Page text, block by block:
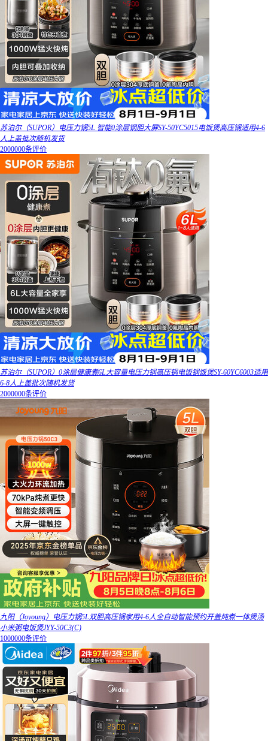
苏泊尔（SUPOR）电压力锅5L 智能0涂层钢胆大屏SY-50YC5015电饭煲高压锅适用4-6
人上盖批次随机发货
2000000条评价
苏泊尔（SUPOR）0涂层健康煮6L大容量电压力锅高压锅电饭锅饭煲SY-60YC6003适用
6-8人上盖批次随机发货
2000000条评价
九阳（Joyoung）电压力锅5L双胆高压锅家用4-6人全自动智能预约开盖炖煮一体煲汤
小米粥电饭煲JYY-50C3(C)
1000000条评价